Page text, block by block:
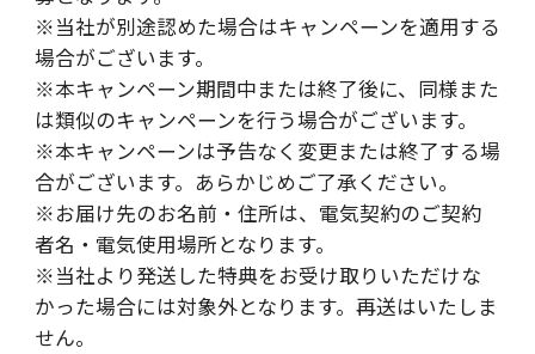
※当社が別途認めた場合はキャンペーンを適用する
場合がございます。
※本キャンペーン期間中または終了後に、同様また
は類似のキャンペーンを行う場合がございます。
※本キャンペーンは予告なく変更または終了する場
合がございます。あらかじめご了承ください。
※お届け先のお名前・住所は、電気契約のご契約
者名・電気使用場所となります。
※当社より発送した特典をお受け取りいただけな
かった場合には対象外となります。再送はいたしま
せん。